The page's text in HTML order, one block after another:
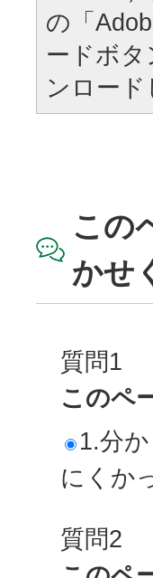
の「
ードボ
ンロー
この
かせ
質問1
このペ
1.分
にくか
質問2